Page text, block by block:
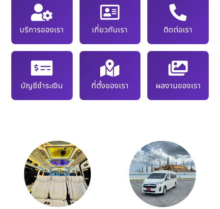
บริการของเรา เกี่ยวกับเรา ติดต่อเรา
บัญชีชำระเงิน ที่ตั้งของเรา ผลงานของเรา